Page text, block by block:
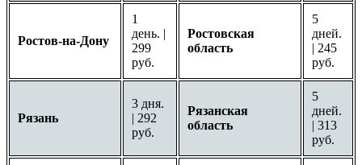
Ростов-на-Дону
1
день. |
299
руб.
Ростовская
область
5
дней.
| 245
руб.
Рязань
3 дня.
| 292
руб.
Рязанская
область
5
дней.
| 313
руб.